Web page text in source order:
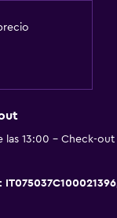
las 13:00 - Check-out